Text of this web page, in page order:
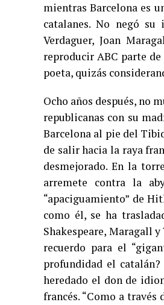
mientras Barcelona es
catalanes. No negó
Verdaguer, Joan
reproducir ABC parte
poeta, quizás
Ocho años después, no
republicanas con su
Barcelona al pie del
de salir hacia la raya
desmejorado. En la
arremete contra la
“apaciguamiento” de
como él, se ha
Shakespeare, Maragall
recuerdo para el
profundidad el
heredado el don de
francés. “Como a